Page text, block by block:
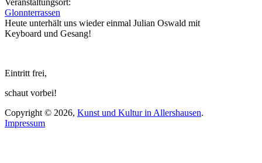
Veranstaltungsort:
Glonnterrassen
Heute unterhält uns wieder einmal Julian Oswald mit
Keyboard und Gesang!
Eintritt frei,
schaut vorbei!
Copyright © 2026, Kunst und Kultur in Allershausen.
Impressum